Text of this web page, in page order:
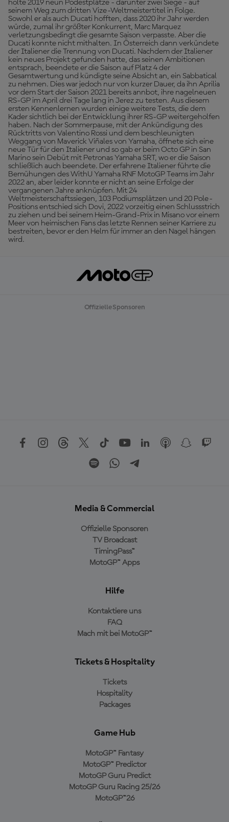
holte 2019 neun Podestplätze - darunter zwei Siege - auf
seinem Weg zum dritten Vize-Weltmeistertitel in Folge.
Sowohl er als auch Ducati hofften, dass 2020 ihr Jahr werden
würde, zumal ihr größter Konkurrent, Marc Marquez
verletzungsbedingt die gesamte Saison verpasste. Aber die
Ducati konnte nicht mithalten. In Österreich dann verkündete
der Italiener die Trennung von Ducati. Nachdem der Italiener
kein neues Projekt gefunden hatte, das seinen Ambitionen
entsprach, beendete er die Saison auf Platz 4 der
Gesamtwertung und kündigte seine Absicht an, ein Sabbatical
zu nehmen. Dies war jedoch nur von kurzer Dauer, da ihn Aprilia
vor dem Start der Saison 2021 bereits annbot, ihre nagelneuen
RS-GP im April drei Tage lang in Jerez zu testen. Aus diesem
ersten Kennenlernen wurden einige weitere Tests, die dem
Kader sichtlich bei der Entwicklung ihrer RS-GP weitergeholfen
haben. Nach der Sommerpause, mit der Ankündigung des
Rücktritts von Valentino Rossi und dem beschleunigten
Weggang von Maverick Viñales von Yamaha, öffnete sich eine
neue Tür für den Italiener und so gab er beim Octo GP in San
Marino sein Debüt mit Petronas Yamaha SRT, wo er die Saison
schließlich auch beendete. Der erfahrene Italiener führte die
Bemühungen des WithU Yamaha RNF MotoGP Teams im Jahr
2022 an, aber leider konnte er nicht an seine Erfolge der
vergangenen Jahre anknüpfen. Mit 24
Weltmeisterschaftssiegen, 103 Podiumsplätzen und 20 Pole-
Positions entschied sich Dovi, 2022 vorzeitig einen Schlussstrich
zu ziehen und bei seinem Heim-Grand-Prix in Misano vor einem
Meer von heimischen Fans das letzte Rennen seiner Karriere zu
bestreiten, bevor er den Helm für immer an den Nagel hängen
wird.
Offizielle Sponsoren
Media & Commercial
Offizielle Sponsoren
TV Broadcast
TimingPass™
MotoGP™ Apps
Hilfe
Kontaktiere uns
FAQ
Mach mit bei MotoGP™
Tickets & Hospitality
Tickets
Hospitality
Packages
Game Hub
MotoGP™ Fantasy
MotoGP™ Predictor
MotoGP Guru Predict
MotoGP Guru Racing 25/26
MotoGP™26